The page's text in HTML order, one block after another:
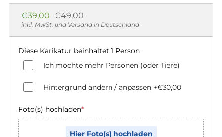
Normaler
Preis
€39,00 Sonderpreis
€49,00
inkl. MwSt. und Versand in Deutschland
Diese Karikatur beinhaltet 1 Person
Ich möchte mehr Personen (oder Tiere)
Hintergrund ändern / anpassen +€30,00
Foto(s) hochladen*
Hier Foto(s) hochladen